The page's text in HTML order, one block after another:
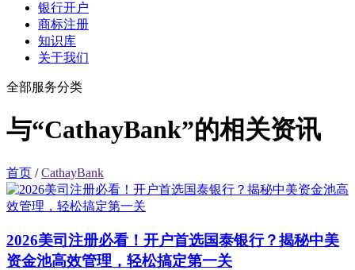
银行开户
商标注册
知识库
关于我们
全部服务分类
与“CathayBank”的相关资讯
首页 /CathayBank
2026美司注册必看！开户首选国泰银行？揭秘中美
资金池高效管理，轻松搞定第一关